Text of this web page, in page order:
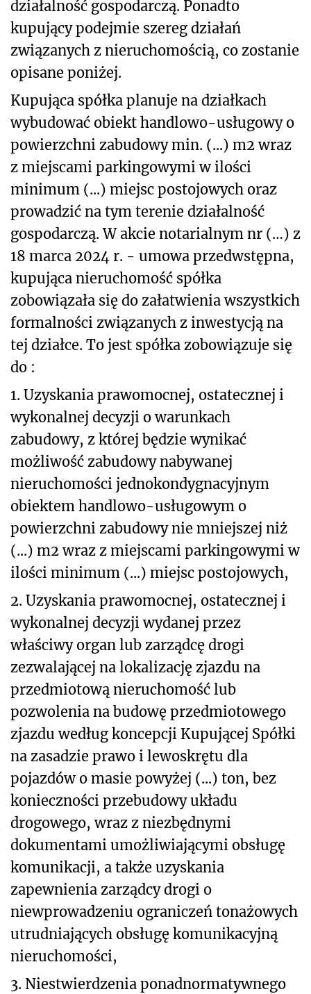
działalność gospodarczą. Ponadto
kupujący podejmie szereg działań
związanych z nieruchomością, co zostanie
opisane poniżej.
Kupująca spółka planuje na działkach
wybudować obiekt handlowo-usługowy o
powierzchni zabudowy min. (...) m2wraz
z miejscami parkingowymi w ilości
minimum (...) miejsc postojowych oraz
prowadzić na tym terenie działalność
gospodarczą. W akcie notarialnym nr (…) z
18 marca 2024 r. - umowa przedwstępna,
kupująca nieruchomość spółka
zobowiązała się do załatwienia wszystkich
formalności związanych z inwestycją na
tej działce. To jest spółka zobowiązuje się
do :
1. Uzyskania prawomocnej, ostatecznej i
wykonalnej decyzji o warunkach
zabudowy, z której będzie wynikać
możliwość zabudowy nabywanej
nieruchomości jednokondygnacyjnym
obiektem handlowo-usługowym o
powierzchni zabudowy nie mniejszej niż
(...) m2wraz z miejscami parkingowymi w
ilości minimum (...) miejsc postojowych,
2. Uzyskania prawomocnej, ostatecznej i
wykonalnej decyzji wydanej przez
właściwy organ lub zarządcę drogi
zezwalającej na lokalizację zjazdu na
przedmiotową nieruchomość lub
pozwolenia na budowę przedmiotowego
zjazdu według koncepcji Kupującej Spółki
na zasadzie prawo i lewoskrętu dla
pojazdów o masie powyżej (...) ton, bez
konieczności przebudowy układu
drogowego, wraz z niezbędnymi
dokumentami umożliwiającymi obsługę
komunikacji, a także uzyskania
zapewnienia zarządcy drogi o
niewprowadzeniu ograniczeń tonażowych
utrudniających obsługę komunikacyjną
nieruchomości,
3. Niestwierdzenia ponadnormatywnego